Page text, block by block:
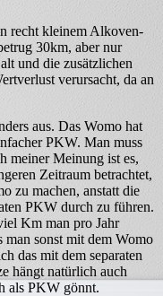
recht kleinem Alkoven-
30km, aber nur
und die zusätzlichen
verursacht, da an
aus. Das Womo hat
PKW. Man muss
meiner Meinung ist es,
Zeitraum betrachtet,
zu machen, anstatt die
PKW durch zu führen.
Km man pro Jahr
sonst mit dem Womo
das mit dem separaten
hängt natürlich auch
als PKW gönnt.